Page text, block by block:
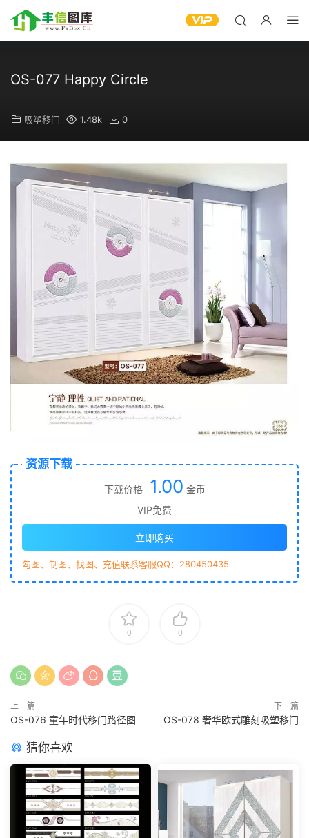
OS-077 Happy Circle
吸塑移门 1.48k 0
资源下载
下载价格 1.00 金币
VIP免费
立即购买
勾图、制图、找图、充值联系客服QQ：280450435
0 0
上一篇
OS-076 童年时代移门路径图
下一篇
OS-078 奢华欧式雕刻吸塑移门
猜你喜欢